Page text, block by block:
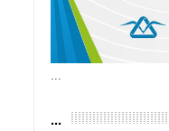
de la Mujer
...